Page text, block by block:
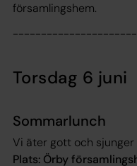
församlingshem.
Torsdag 6 juni
Sommarlunch
Vi äter gott och
Plats: Örby